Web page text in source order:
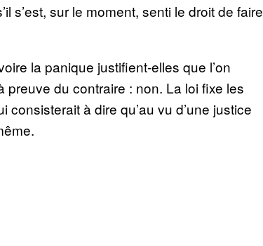
s’est, sur le moment, senti le droit de faire
la panique justifient-elles que l’on
preuve du contraire : non. La loi fixe les
à dire qu’au vu d’une justice